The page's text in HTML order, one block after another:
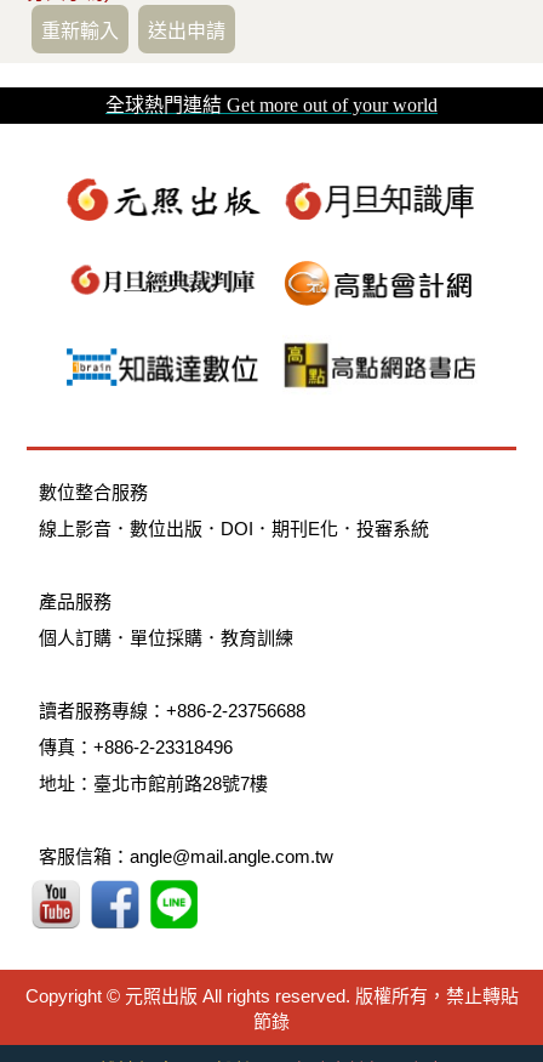
全球熱門連結 Get more out of your world
數位整合服務
線上影音 ．數位出版 ． DOI ．期刊E化 ．投審系統
產品服務
個人訂購 ． 單位採購 ．教育訓練
讀者服務專線：+886-2-23756688
傳真：+886-2-23318496
地址：臺北市館前路28號7樓
客服信箱：angle@mail.angle.com.tw
Copyright © 元照出版 All rights reserved. 版權所有，禁止轉貼
節錄